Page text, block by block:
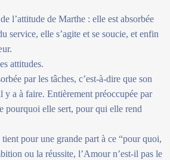
l’attitude de Marthe : elle est absorbée
service, elle s’agite et se soucie, et enfin
attitudes.
par les tâches, c’est-à-dire que son
y a à faire. Entièrement préoccupée par
pourquoi elle sert, pour qui elle rend
pour une grande part à ce “pour quoi,
ou la réussite, l’Amour n’est-il pas le